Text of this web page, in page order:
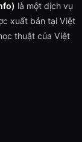
là một dịch vụ
xuất bản tại Việt
thuật của Việt